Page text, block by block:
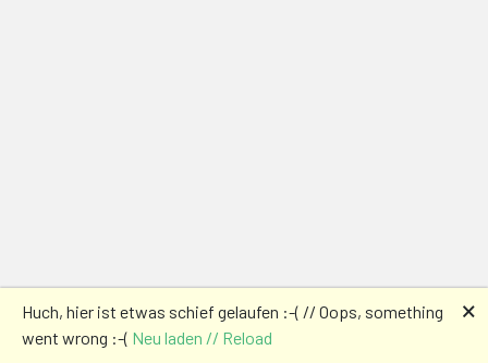
Huch, hier ist etwas schief gelaufen :-( // Oops, something
went wrong :-( Neu laden // Reload
🗙